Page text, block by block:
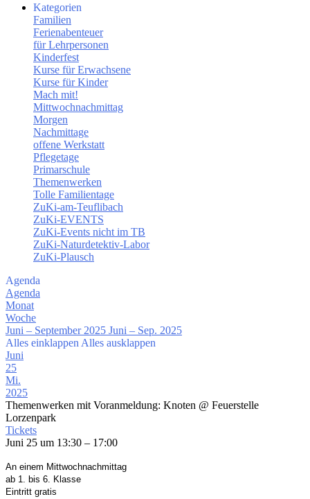
Kategorien
Familien
Ferienabenteuer
für Lehrpersonen
Kinderfest
Kurse für Erwachsene
Kurse für Kinder
Mach mit!
Mittwochnachmittag
Morgen
Nachmittage
offene Werkstatt
Pflegetage
Primarschule
Themenwerken
Tolle Familientage
ZuKi-am-Teuflibach
ZuKi-EVENTS
ZuKi-Events nicht im TB
ZuKi-Naturdetektiv-Labor
ZuKi-Plausch
Agenda
Agenda
Monat
Woche
Juni – September 2025 Juni – Sep. 2025
Alles einklappen Alles ausklappen
Juni
25
Mi.
2025
Themenwerken mit Voranmeldung: Knoten @ Feuerstelle
Lorzenpark
Tickets
Juni 25 um 13:30 – 17:00
An einem Mittwochnachmittag
ab 1. bis 6. Klasse
Eintritt gratis